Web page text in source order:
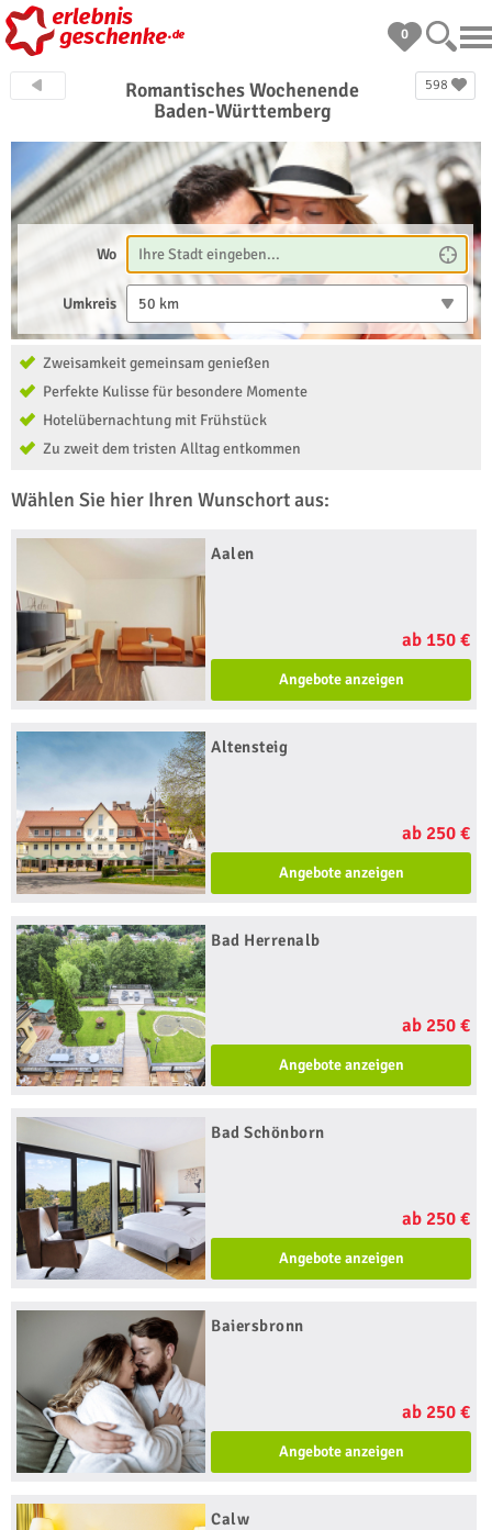
0
598
Romantisches Wochenende
Baden-Württemberg
Wo
Umkreis 50 km
Zweisamkeit gemeinsam genießen
Perfekte Kulisse für besondere Momente
Hotelübernachtung mit Frühstück
Zu zweit dem tristen Alltag entkommen
Wählen Sie hier Ihren Wunschort aus:
Aalen
ab 150 €
Angebote anzeigen
Altensteig
ab 250 €
Angebote anzeigen
Bad Herrenalb
ab 250 €
Angebote anzeigen
Bad Schönborn
ab 250 €
Angebote anzeigen
Baiersbronn
ab 250 €
Angebote anzeigen
Calw